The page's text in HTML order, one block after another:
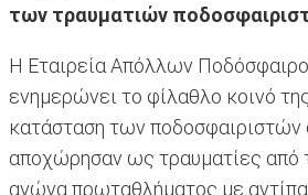
των τραυματιών
Η Εταιρεία Απόλλων
ενημερώνει το φίλαθλο κοινό
κατάσταση των ποδοσφαιριστών
αποχώρησαν ως τραυματίες από
αγώνα πρωταθλήματος με